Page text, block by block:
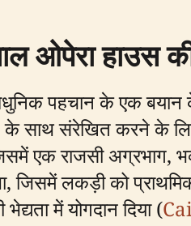
ओपेरा हाउस
पहचान के एक बयान
साथ संरेखित करने के लिए
एक राजसी
जिसमें लकड़ी को
में योगदान दिया (